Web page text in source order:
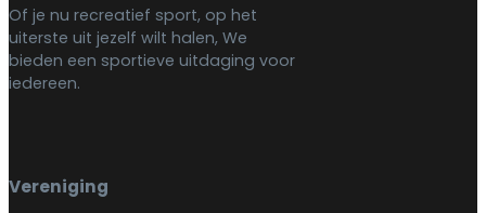
Of je nu recreatief sport, op het
uiterste uit jezelf wilt halen, We
bieden een sportieve uitdaging voor
iedereen.
Vereniging